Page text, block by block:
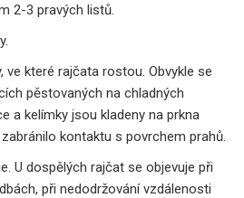
2-3 pravých listů.
ve které rajčata rostou. Obvykle se
pěstovaných na chladných
a kelímky jsou kladeny na prkna
kontaktu s povrchem prahů.
U dospělých rajčat se objevuje při
při nedodržování vzdálenosti